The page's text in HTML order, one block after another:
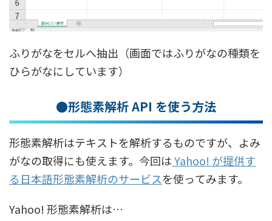
ふりがなをセルへ抽出（画面ではふりがなの種類を
ひらがなにしています）
●形態素解析 API を使う方法
形態素解析はテキストを解析するものですが、よみ
がなの取得にも使えます。今回はYahoo! が提供す
る日本語形態素解析のサービスを使ってみます。
Yahoo! 形態素解析は…